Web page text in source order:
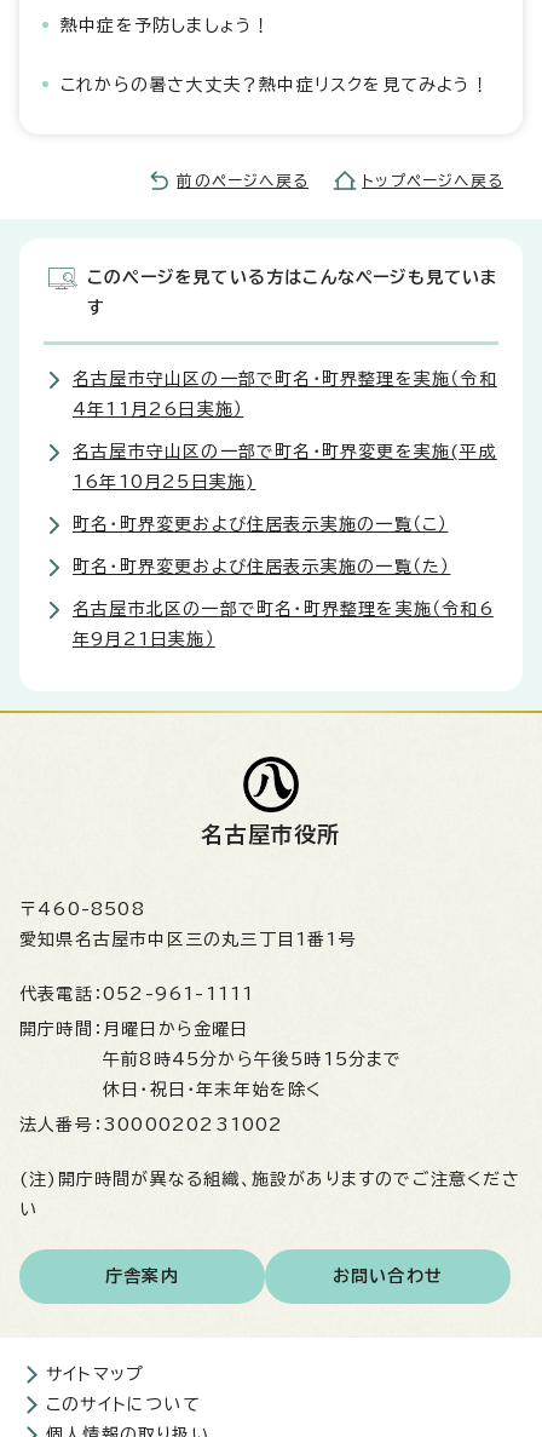
熱中症を予防しましょう！
これからの暑さ大丈夫？熱中症リスクを見てみよう！
前のページへ戻る トップページへ戻る
このページを見ている方はこんなページも見ていま
す
名古屋市守山区の一部で町名・町界整理を実施（令和
4年11月26日実施）
名古屋市守山区の一部で町名・町界変更を実施(平成
16年10月25日実施)
町名・町界変更および住居表示実施の一覧（こ）
町名・町界変更および住居表示実施の一覧（た）
名古屋市北区の一部で町名・町界整理を実施（令和6
年9月21日実施）
名古屋市役所
〒460-8508
愛知県名古屋市中区三の丸三丁目1番1号
代表電話： 052-961-1111
開庁時間： 月曜日から金曜日
午前8時45分から午後5時15分まで
休日・祝日・年末年始を除く
法人番号： 3000020231002
(注)開庁時間が異なる組織、施設がありますのでご注意くださ
い
庁舎案内 お問い合わせ
サイトマップ
このサイトについて